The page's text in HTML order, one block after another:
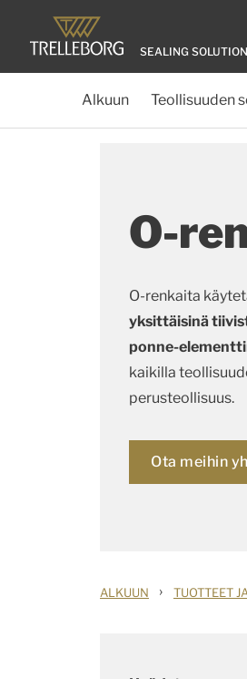
SEALING
Alkuun Teollisuuden
O-
O-renkaita
yksittäisinä
ponne-
kaikilla
perusteollisuus.
Ota meihin
ALKUUN › TUOTTEET